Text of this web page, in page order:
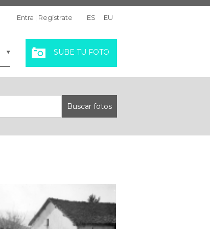
Entra | Regístrate ES EU
SUBE TU FOTO